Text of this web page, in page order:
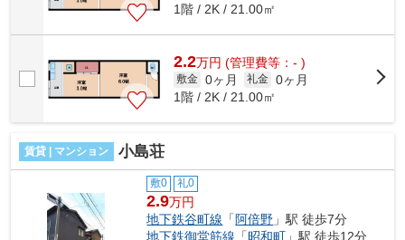
1階 / 2K / 21.00㎡
2.2万円 (管理費等：- )
敷金 0ヶ月 礼金 0ヶ月
1階 / 2K / 21.00㎡
賃貸 | マンション 小島荘
敷0 礼0
2.9万円
地下鉄谷町線 「 阿倍野 」駅 徒歩7分
地下鉄御堂筋線 「昭和町 」駅 徒歩12分